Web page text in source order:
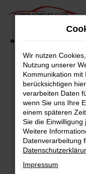
Zum
Fehler:
Beim Laden ist
Hier sind ein
Überprüfe
Laden andere
Suchmaschine?
Wir nutzen
Nutzung unserer
Kommunikation
berücksichtigen
verarbeiten Daten
wenn Sie uns Ihre
einem späteren
Sie die Einwilligung
Weitere
Datenverarbeitung
Impressum